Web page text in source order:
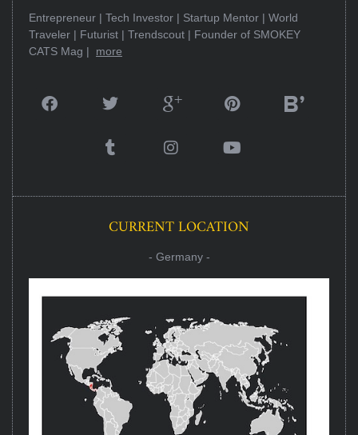
Entrepreneur | Tech Investor | Startup Mentor | World
Traveler | Futurist | Trendscout | Founder of SMOKEY
CATS Mag | more
CURRENT LOCATION
- Germany -